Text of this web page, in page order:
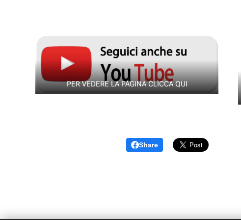
PER VEDERE LA PAGINA CLICCA QUI
Share